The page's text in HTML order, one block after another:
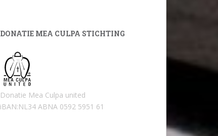
DONATIE MEA CULPA STICHTING
Donatie Mea Culpa united
iBAN:NL34 ABNA 0592 5951 61